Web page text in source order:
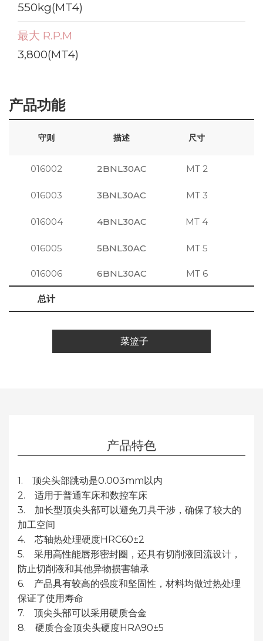
550kg(MT4)
最大 R.P.M
3,800(MT4)
产品功能
守则 描述 尺寸
016002 2BNL30AC MT 2
016003 3BNL30AC MT 3
016004 4BNL30AC MT 4
016005 5BNL30AC MT 5
016006 6BNL30AC MT 6
总计
菜篮子
产品特色
1. 顶尖头部跳动是0.003mm以内
2. 适用于普通车床和数控车床
3. 加长型顶尖头部可以避免刀具干涉，确保了较大的
加工空间
4. 芯轴热处理硬度HRC60±2
5. 采用高性能唇形密封圈，还具有切削液回流设计，
防止切削液和其他异物损害轴承
6. 产品具有较高的强度和坚固性，材料均做过热处理
保证了使用寿命
7. 顶尖头部可以采用硬质合金
8. 硬质合金顶尖头硬度HRA90±5